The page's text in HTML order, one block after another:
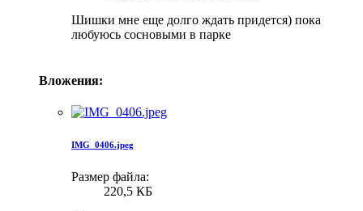
Шишки мне еще долго ждать придется) пока
любуюсь сосновыми в парке
Вложения:
IMG_0406.jpeg
Размер файла:
220,5 КБ